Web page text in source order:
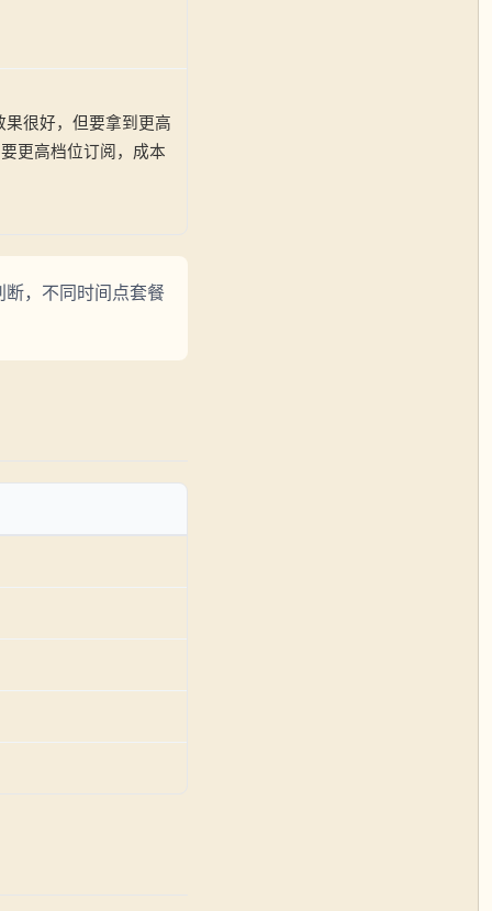
很好，但要拿到更高
更高档位订阅，成本
，不同时间点套餐